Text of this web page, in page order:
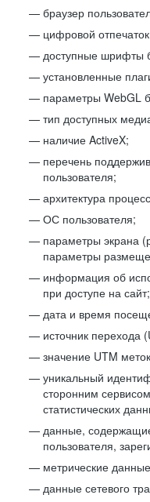
браузер
цифровой
доступные шрифты
установленные
параметры WebGL
тип доступных
наличие ActiveX;
перечень
пользователя;
архитектура
ОС пользователя;
параметры экрана
параметры
информация об
при доступе на сайт;
дата и время
источник перехода
значение UTM
уникальный
сторонним
статистических
данные,
пользователя,
метрические
данные сетевого